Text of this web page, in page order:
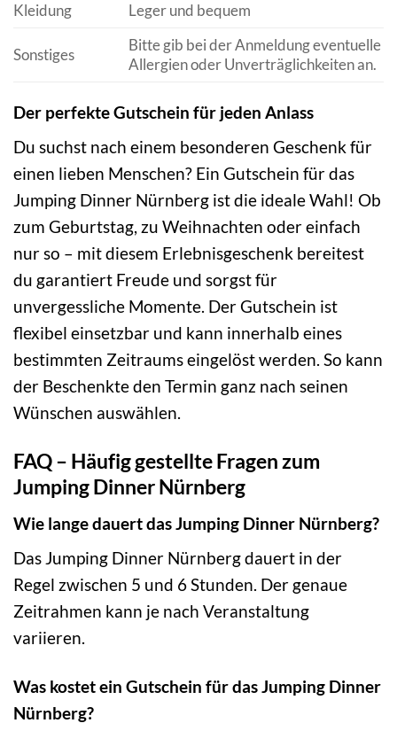
Kleidung Leger und bequem
Sonstiges
Bitte gib bei der Anmeldung eventuelle
Allergien oder Unverträglichkeiten an.
Der perfekte Gutschein für jeden Anlass
Du suchst nach einem besonderen Geschenk für
einen lieben Menschen? Ein Gutschein für das
Jumping Dinner Nürnberg ist die ideale Wahl! Ob
zum Geburtstag, zu Weihnachten oder einfach
nur so – mit diesem Erlebnisgeschenk bereitest
du garantiert Freude und sorgst für
unvergessliche Momente. Der Gutschein ist
flexibel einsetzbar und kann innerhalb eines
bestimmten Zeitraums eingelöst werden. So kann
der Beschenkte den Termin ganz nach seinen
Wünschen auswählen.
FAQ – Häufig gestellte Fragen zum
Jumping Dinner Nürnberg
Wie lange dauert das Jumping Dinner Nürnberg?
Das Jumping Dinner Nürnberg dauert in der
Regel zwischen 5 und 6 Stunden. Der genaue
Zeitrahmen kann je nach Veranstaltung
variieren.
Was kostet ein Gutschein für das Jumping Dinner
Nürnberg?